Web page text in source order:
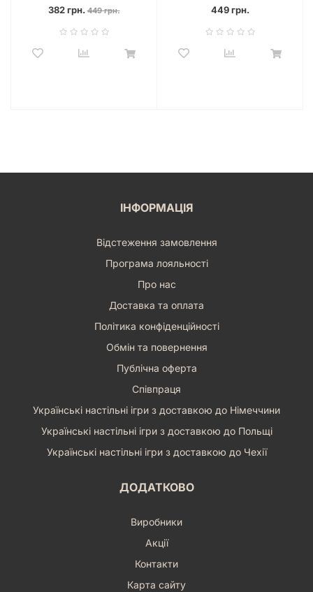
382 грн. 449 грн. 449 грн.
ІНФОРМАЦІЯ
Відстеження замовлення
Програма лояльності
Про нас
Доставка та оплата
Політика конфіденційності
Обмін та повернення
Публічна оферта
Співпраця
Українські настільні ігри з доставкою до Німеччини
Українські настільні ігри з доставкою до Польщі
Українські настільні ігри з доставкою до Чехії
ДОДАТКОВО
Виробники
Акції
Контакти
Карта сайту